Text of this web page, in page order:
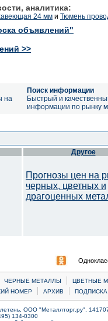
аналитика:
24 мм и Тюмень
объявлений"
>>
на
Поиск информации
Быстрый и
информации по рынку
Другое
Прогнозы цен на
черных, цветных и
драгоценных
ЧЕРНЫЕ МЕТАЛЛЫ | ЦВЕТНЫЕ
НОМЕР | АРХИВ | ПОДПИСКА
ООО "Металлторг.ру",
134-0300